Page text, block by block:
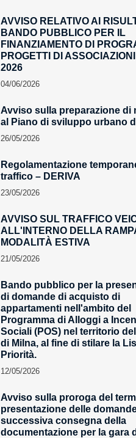
AVVISO RELATIVO AI
BANDO PUBBLICO PER IL
FINANZIAMENTO DI
PROGETTI DI
2026
04/06/2026
Avviso sulla preparazione di
al Piano di sviluppo urbano
26/05/2026
Regolamentazione
traffico – DERIVA
23/05/2026
AVVISO SUL TRAFFICO
ALL'INTERNO DELLA
MODALITÀ ESTIVA
21/05/2026
Bando pubblico per la
di domande di acquisto di
appartamenti nell'ambito del
Programma di Alloggi a
Sociali (POS) nel territorio
di Milna, al fine di stilare la
Priorità.
12/05/2026
Avviso sulla proroga del
presentazione delle
successiva consegna della
documentazione per la gara